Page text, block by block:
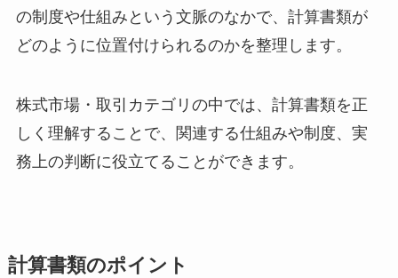
の制度や仕組みという文脈のなかで、計算書類が
どのように位置付けられるのかを整理します。
株式市場・取引カテゴリの中では、計算書類を正
しく理解することで、関連する仕組みや制度、実
務上の判断に役立てることができます。
計算書類のポイント